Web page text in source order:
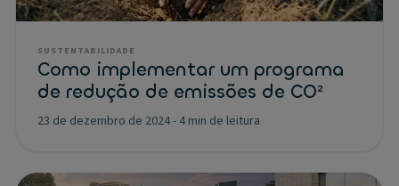
SUSTENTABILIDADE
Como implementar um programa
de redução de emissões de CO²
23 de dezembro de 2024- 4 min de leitura